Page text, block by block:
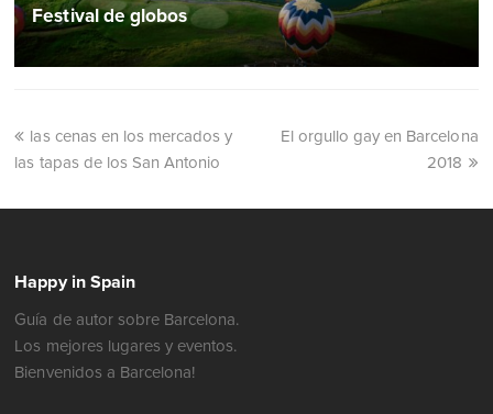
Festival de globos
las cenas en los mercados y
las tapas de los San Antonio
El orgullo gay en Barcelona
2018
Happy in Spain
Guía de autor sobre Barcelona.
Los mejores lugares y eventos.
Bienvenidos a Barcelona!